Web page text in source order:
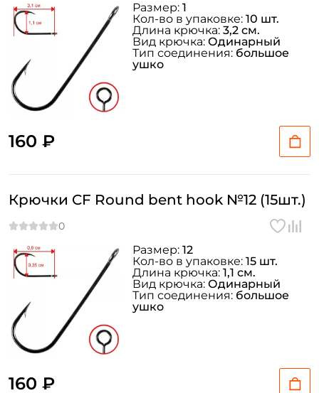
160 ₽
Размер: 1
Кол-во в упаковке: 10 шт.
Длина крючка: 3,2 см.
Вид крючка: Одинарный
Тип соединения: большое
ушко
Крючки CF Round bent hook №12 (15шт.)
160 ₽
Размер: 12
Кол-во в упаковке: 15 шт.
Длина крючка: 1,1 см.
Вид крючка: Одинарный
Тип соединения: большое
ушко